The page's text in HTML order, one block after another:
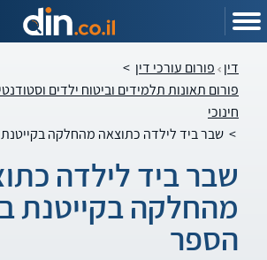
דין פורום עורכי דין >
פורום תאונות תלמידים וביטוח ילדים
חינוכי
> שבר ביד לילדה כתוצאה מהחלקה
שבר ביד לילדה
מהחלקה בקייטנת
הספר